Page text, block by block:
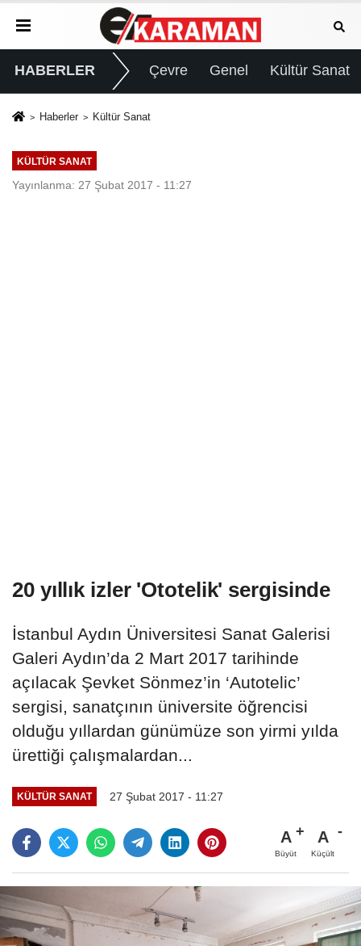
HABERLER Çevre Genel Kültür Sanat
Haberler Kültür Sanat
KÜLTÜR SANAT
Yayınlanma: 27 Şubat 2017 - 11:27
20 yıllık izler 'Ototelik' sergisinde
İstanbul Aydın Üniversitesi Sanat Galerisi
Galeri Aydın’da 2 Mart 2017 tarihinde
açılacak Şevket Sönmez’in ‘Autotelic’
sergisi, sanatçının üniversite öğrencisi
olduğu yıllardan günümüze son yirmi yılda
ürettiği çalışmalardan...
KÜLTÜR SANAT 27 Şubat 2017 - 11:27
A
Büyüt
A
Küçült